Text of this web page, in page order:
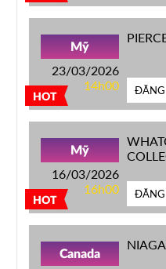
HOT
Mỹ
23/03/2026
14h00
ĐĂNG
HOT
Mỹ
16/03/2026
16h00
ĐĂNG
Canada